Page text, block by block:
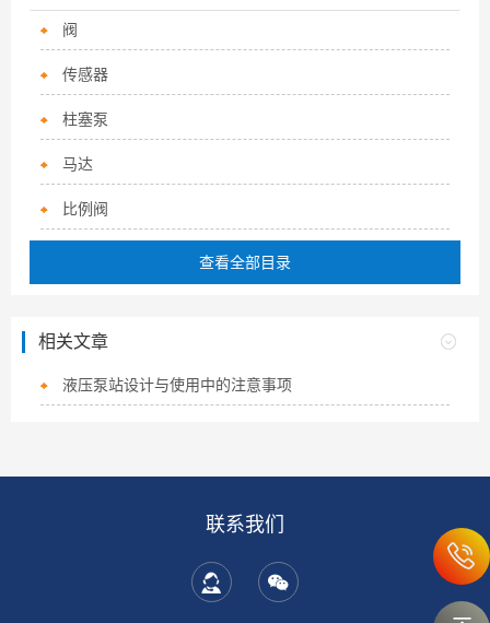
阀
传感器
柱塞泵
马达
比例阀
查看全部目录
相关文章
液压泵站设计与使用中的注意事项
联系我们